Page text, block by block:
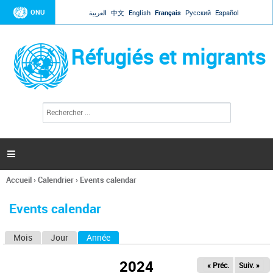
Jump to navigation
ONU العربية 中文 English Français Русский Español
Réfugiés et migrants
l
c
h
e

Vous
ici
Accueil›Calendrier› Events calendar
Events calendar
Mois Jour Année
2024 « Préc. Suiv. »